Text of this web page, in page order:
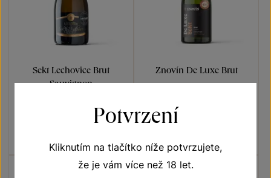
Sekt Lechovice Brut
Sauvignon
jakostní šumivé víno 2023
260 Kč
Znovín De Luxe Brut
jakostní šumivé víno 2019
Kč
Potvrzení
Kliknutím na tlačítko níže potvrzujete,
že je vám více než 18 let.